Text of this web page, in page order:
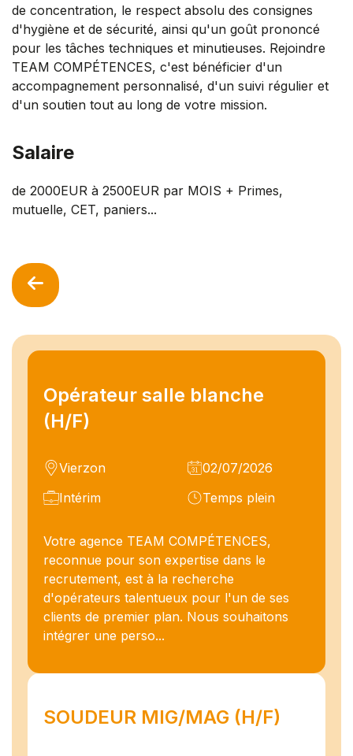
Opérateur salle blanche
(H/F)
Vierzon
02/07/2026
Intérim
Temps plein
Votre agence TEAM COMPÉTENCES,
reconnue pour son expertise dans le
recrutement, est à la recherche
d'opérateurs talentueux pour l'un de ses
clients de premier plan. Nous souhaitons
intégrer une perso...
SOUDEUR MIG/MAG (H/F)
de concentration, le respect absolu des consignes
d'hygiène et de sécurité, ainsi qu'un goût prononcé
pour les tâches techniques et minutieuses. Rejoindre
TEAM COMPÉTENCES, c'est bénéficier d'un
accompagnement personnalisé, d'un suivi régulier et
d'un soutien tout au long de votre mission.
Salaire
de 2000EUR à 2500EUR par MOIS + Primes,
mutuelle, CET, paniers...